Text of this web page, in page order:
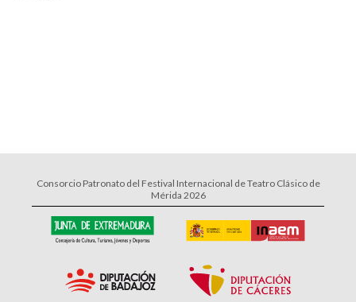
Consorcio Patronato del Festival Internacional de Teatro Clásico de
Mérida 2026